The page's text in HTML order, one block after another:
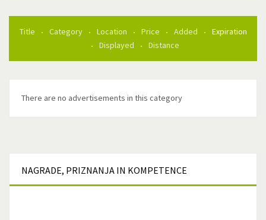
Title Category Location Price Added
Expiration
Displayed
Distance
There are no advertisements in this category
NAGRADE, PRIZNANJA IN KOMPETENCE